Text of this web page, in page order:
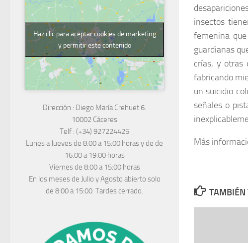
insectos
femenina
guardianas
crías, y otras
fabricando
un suicidio
señales o
Más
TAMBIÉN
Haz clic para aceptar cookies de marketing
y permitir este contenido
Dirección : Diego María Crehuet 6.
10002 Cáceres
Telf : (+34) 927224425
Lunes a Jueves de 8:00 a 15:00 horas y de de
16:00 a 19:00 horas
Viernes de 8:00 a 15:00 horas
En los meses de Julio y Agosto abierto solo
de 8:00 a 15:00. Tardes cerrado.